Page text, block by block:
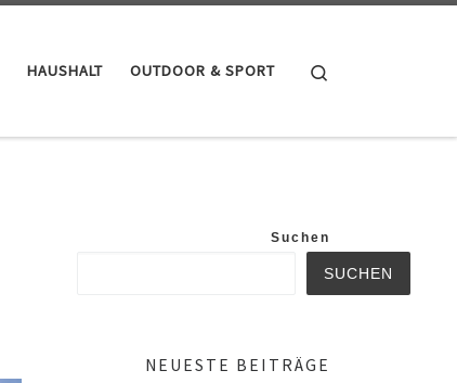
HAUSHALT OUTDOOR & SPORT
Suchen
SUCHEN
NEUESTE BEITRÄGE